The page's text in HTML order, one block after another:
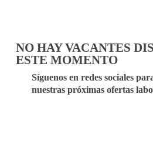
NO HAY VACANTES
ESTE MOMENTO
Síguenos en redes sociales
nuestras próximas ofertas